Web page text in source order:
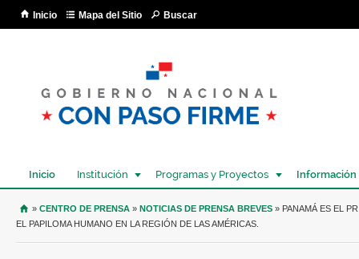
Inicio Mapa del Sitio Buscar
Inicio Institución Programas y Proyectos Información
USTED SE ENCUENTRA AQUÍ
» CENTRO DE PRENSA » NOTICIAS DE PRENSA BREVES » PANAMÁ ES EL
EL PAPILOMA HUMANO EN LA REGIÓN DE LAS AMÉRICAS.